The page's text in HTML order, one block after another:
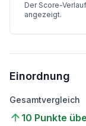
Der Score-
angezeigt.
Einordnung
Gesamtvergleich
10 Punkte